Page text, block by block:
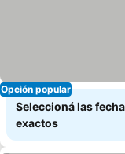
Opción popular
Seleccioná las
exactos